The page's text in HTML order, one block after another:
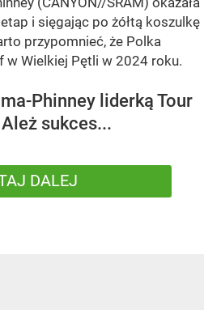
i sięgając po żółtą koszulkę
przypomnieć, że Polka
w Wielkiej Pętli w 2024 roku.
Phinney liderką Tour
sukces...
DALEJ